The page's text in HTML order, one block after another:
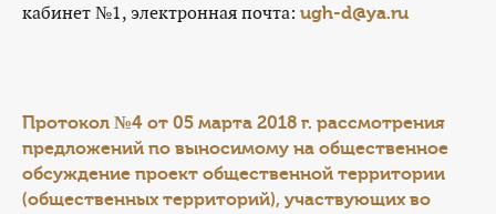
кабинет №1, электронная почта: ugh-d@ya.ru
Протокол №4 от 05 марта 2018 г. рассмотрения
предложений по выносимому на общественное
обсуждение проект общественной территории
(общественных территорий), участвующих во